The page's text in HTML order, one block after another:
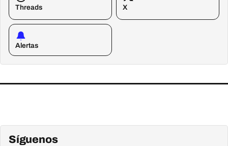
Threads X
Alertas
Síguenos